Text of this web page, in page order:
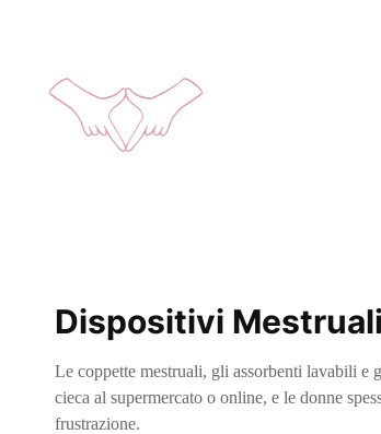
Dispositivi
Le coppette mestruali, gli assorbenti lavabili e
cieca al supermercato o online, e le donne
frustrazione.